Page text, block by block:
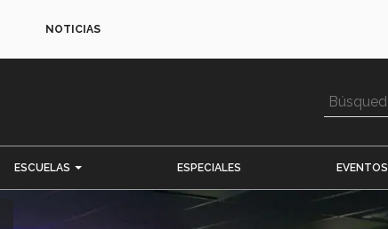
NOTICIAS
ESCUELAS ESPECIALES EVENTOS